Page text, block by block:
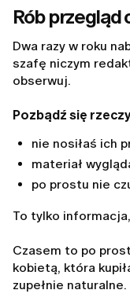
Rób przegląd
Dwa razy w roku
szafę niczym
obserwuj.
Pozbądź się
nie nosiłaś ich
materiał
po prostu nie
To tylko
Czasem to po
kobietą, która
zupełnie naturalne.